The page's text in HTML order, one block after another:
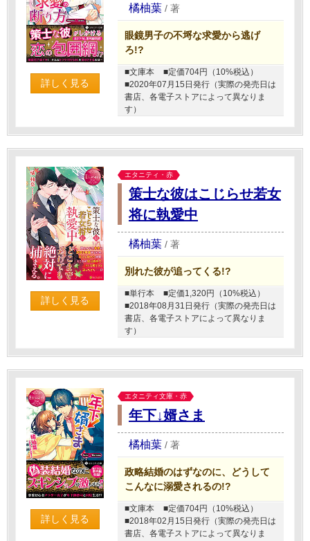
詳しく見る
橘柚葉 / 著
眼鏡男子の不埒な求愛から逃げ
ろ!?
■文庫本
■定価704円（10%税込）
■2020年07月15日発行（実際の発売日は
書店、各電子ストアによって異なりま
す）
詳しく見る
エタニティ・赤
策士な彼はこじらせ若女
将に執愛中
橘柚葉 / 著
別れた彼が追ってくる!?
■単行本
■定価1,320円（10%税込）
■2018年08月31日発行（実際の発売日は
書店、各電子ストアによって異なりま
す）
詳しく見る
エタニティ文庫・赤
年下↓婿さま
橘柚葉 / 著
政略結婚のはずなのに、どうして
こんなに溺愛されるの!?
■文庫本
■定価704円（10%税込）
■2018年02月15日発行（実際の発売日は
書店、各電子ストアによって異なりま